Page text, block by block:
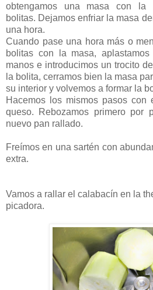
obtengamos una masa con la
bolitas. Dejamos enfriar la masa
una hora.
Cuando pase una hora más o
bolitas con la masa,
manos e introducimos un trocito
la bolita, cerramos bien la masa
su interior y volvemos a formar la
Hacemos los mismos pasos con
queso. Rebozamos primero por
nuevo pan rallado.
Freímos en una sartén con
extra.
Vamos a rallar el calabacín en la
picadora.